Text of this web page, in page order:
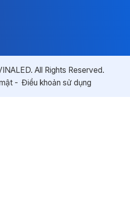
All Rights Reserved.
Điều khoản sử dụng